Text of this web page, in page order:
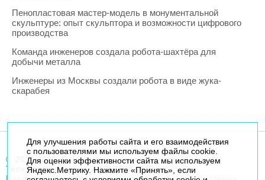
Пенопластовая мастер-модель в монументальной
скульптуре: опыт скульптора и возможности цифрового
производства
Команда инженеров создала робота-шахтёра для
добычи металла
Инженеры из Москвы создали робота в виде жука-
скарабея
© 2014-2026. Robogeek.ru - проект группы “Текарт”.
Телефон редакции+7(495) 790-7591
Для улучшения работы сайта и его взаимодействия
с пользователями мы используем файлы cookie.
Для оценки эффективности сайта мы используем
Яндекс.Метрику. Нажмите «Принять», если